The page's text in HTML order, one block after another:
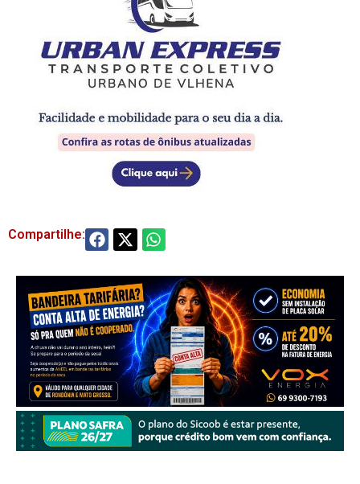
Compartilhe: